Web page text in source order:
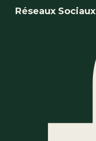
Réseaux Sociaux